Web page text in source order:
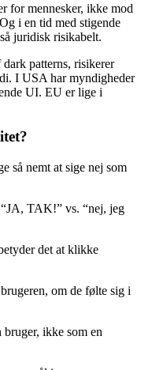
for mennesker, ikke mod
i en tid med stigende
juridisk risikabelt.
patterns, risikerer
I USA har myndigheder
UI. EU er lige i
så nemt at sige nej som
TAK!” vs. “nej, jeg
det at klikke
om de følte sig i
ikke som en